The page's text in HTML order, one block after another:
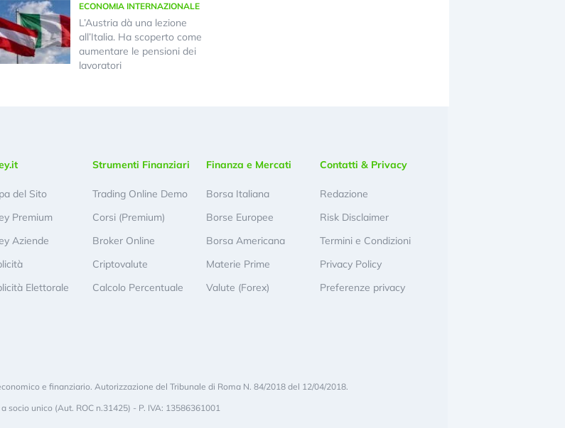
ECONOMIA INTERNAZIONALE
L’Austria dà una lezione
all’Italia. Ha scoperto come
aumentare le pensioni dei
lavoratori
del Sito
Premium
Aziende
Elettorale
Strumenti Finanziari
Trading Online Demo
Corsi (Premium)
Broker Online
Criptovalute
Calcolo Percentuale
Finanza e Mercati
Borsa Italiana
Borse Europee
Borsa Americana
Materie Prime
Valute (Forex)
Contatti & Privacy
Redazione
Risk Disclaimer
Termini e Condizioni
Privacy Policy
Preferenze privacy
e finanziario. Autorizzazione del Tribunale di Roma N. 84/2018 del 12/04/2018.
socio unico (Aut. ROC n.31425) - P. IVA: 13586361001